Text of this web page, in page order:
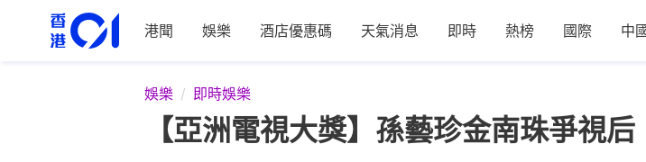
港聞 娛樂 酒店優惠碼 天氣消息 即時 熱榜 國際 中
娛樂 即時娛樂
【亞洲電視大獎】孫藝珍金南珠爭視